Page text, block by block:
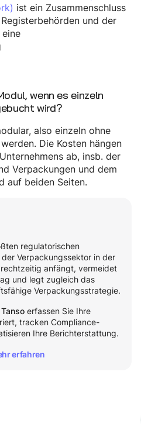
ist ein Zusammenschluss
und der
wenn es einzeln
wird?
also einzeln ohne
Die Kosten hängen
ab, insb. der
Verpackungen und dem
auf beiden Seiten.
regulatorischen
Verpackungssektor in der
anfängt, vermeidet
und legt zugleich das
Verpackungsstrategie.
erfassen Sie Ihre
tracken Compliance-
Ihre Berichterstattung.
erfahren